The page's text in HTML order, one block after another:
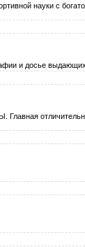
науки с
и досье